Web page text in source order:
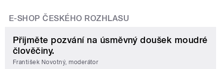
E-SHOP ČESKÉHO ROZHLASU
Přijměte pozvání na úsměvný doušek moudré
člověčiny.
František Novotný, moderátor